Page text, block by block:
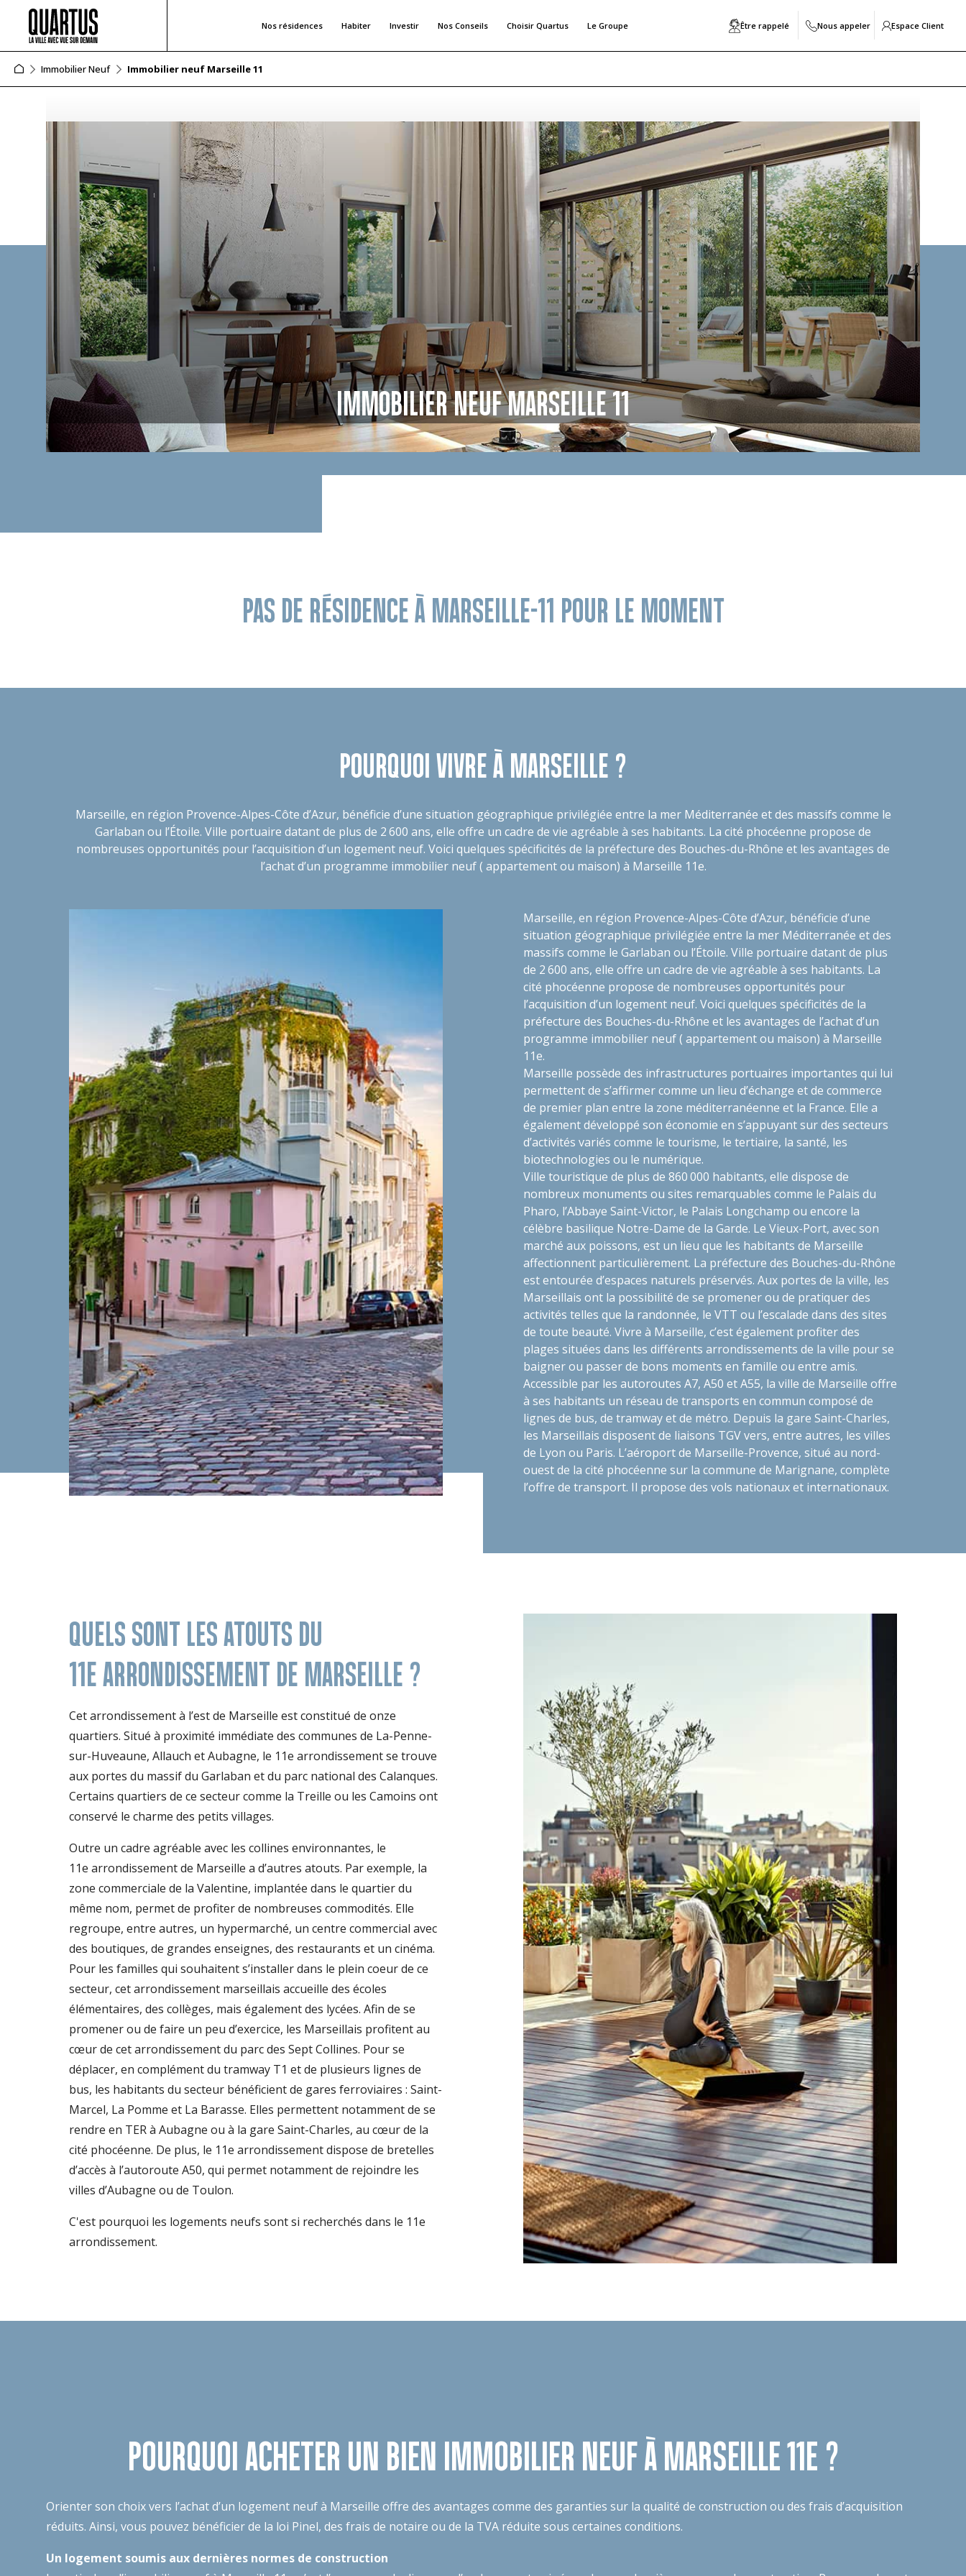
Nos résidences Habiter Investir Nos Conseils Choisir Quartus Le Groupe Être rappelé Nous appeler Espace Client
Immobilier Neuf Immobilier neuf Marseille 11
IMMOBILIER NEUF MARSEILLE 11
PAS DE RÉSIDENCE À MARSEILLE-11 POUR LE MOMENT
POURQUOI VIVRE À MARSEILLE ?
Marseille, en région Provence-Alpes-Côte d’Azur, bénéficie d’une situation géographique privilégiée entre la mer Méditerranée et des massifs comme le
Garlaban ou l’Étoile. Ville portuaire datant de plus de 2 600 ans, elle offre un cadre de vie agréable à ses habitants. La cité phocéenne propose de
nombreuses opportunités pour l’acquisition d’un logement neuf. Voici quelques spécificités de la préfecture des Bouches-du-Rhône et les avantages de
l’achat d’un programme immobilier neuf ( appartement ou maison) à Marseille 11e.
Marseille, en région Provence-Alpes-Côte d’Azur, bénéficie d’une
situation géographique privilégiée entre la mer Méditerranée et des
massifs comme le Garlaban ou l’Étoile. Ville portuaire datant de plus
de 2 600 ans, elle offre un cadre de vie agréable à ses habitants. La
cité phocéenne propose de nombreuses opportunités pour
l’acquisition d’un logement neuf. Voici quelques spécificités de la
préfecture des Bouches-du-Rhône et les avantages de l’achat d’un
programme immobilier neuf ( appartement ou maison) à Marseille
11e.
Marseille possède des infrastructures portuaires importantes qui lui
permettent de s’affirmer comme un lieu d’échange et de commerce
de premier plan entre la zone méditerranéenne et la France. Elle a
également développé son économie en s’appuyant sur des secteurs
d’activités variés comme le tourisme, le tertiaire, la santé, les
biotechnologies ou le numérique.
Ville touristique de plus de 860 000 habitants, elle dispose de
nombreux monuments ou sites remarquables comme le Palais du
Pharo, l’Abbaye Saint-Victor, le Palais Longchamp ou encore la
célèbre basilique Notre-Dame de la Garde. Le Vieux-Port, avec son
marché aux poissons, est un lieu que les habitants de Marseille
affectionnent particulièrement. La préfecture des Bouches-du-Rhône
est entourée d’espaces naturels préservés. Aux portes de la ville, les
Marseillais ont la possibilité de se promener ou de pratiquer des
activités telles que la randonnée, le VTT ou l’escalade dans des sites
de toute beauté. Vivre à Marseille, c’est également profiter des
plages situées dans les différents arrondissements de la ville pour se
baigner ou passer de bons moments en famille ou entre amis.
Accessible par les autoroutes A7, A50 et A55, la ville de Marseille offre
à ses habitants un réseau de transports en commun composé de
lignes de bus, de tramway et de métro. Depuis la gare Saint-Charles,
les Marseillais disposent de liaisons TGV vers, entre autres, les villes
de Lyon ou Paris. L’aéroport de Marseille-Provence, situé au nord-
ouest de la cité phocéenne sur la commune de Marignane, complète
l’offre de transport. Il propose des vols nationaux et internationaux.
QUELS SONT LES ATOUTS DU
11E ARRONDISSEMENT DE MARSEILLE ?
Cet arrondissement à l’est de Marseille est constitué de onze
quartiers. Situé à proximité immédiate des communes de La-Penne-
sur-Huveaune, Allauch et Aubagne, le 11e arrondissement se trouve
aux portes du massif du Garlaban et du parc national des Calanques.
Certains quartiers de ce secteur comme la Treille ou les Camoins ont
conservé le charme des petits villages.
Outre un cadre agréable avec les collines environnantes, le
11e arrondissement de Marseille a d’autres atouts. Par exemple, la
zone commerciale de la Valentine, implantée dans le quartier du
même nom, permet de profiter de nombreuses commodités. Elle
regroupe, entre autres, un hypermarché, un centre commercial avec
des boutiques, de grandes enseignes, des restaurants et un cinéma.
Pour les familles qui souhaitent s’installer dans le plein coeur de ce
secteur, cet arrondissement marseillais accueille des écoles
élémentaires, des collèges, mais également des lycées. Afin de se
promener ou de faire un peu d’exercice, les Marseillais profitent au
cœur de cet arrondissement du parc des Sept Collines. Pour se
déplacer, en complément du tramway T1 et de plusieurs lignes de
bus, les habitants du secteur bénéficient de gares ferroviaires : Saint-
Marcel, La Pomme et La Barasse. Elles permettent notamment de se
rendre en TER à Aubagne ou à la gare Saint-Charles, au cœur de la
cité phocéenne. De plus, le 11e arrondissement dispose de bretelles
d’accès à l’autoroute A50, qui permet notamment de rejoindre les
villes d’Aubagne ou de Toulon.
C'est pourquoi les logements neufs sont si recherchés dans le 11e
arrondissement.
POURQUOI ACHETER UN BIEN IMMOBILIER NEUF À MARSEILLE 11E ?
Orienter son choix vers l’achat d’un logement neuf à Marseille offre des avantages comme des garanties sur la qualité de construction ou des frais d’acquisition
réduits. Ainsi, vous pouvez bénéficier de la loi Pinel, des frais de notaire ou de la TVA réduite sous certaines conditions.
Un logement soumis aux dernières normes de construction